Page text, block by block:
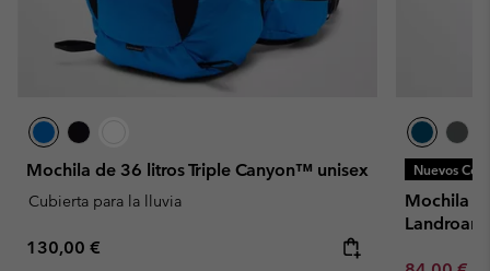
Mochila de 36 litros Triple Canyon™ unisex
Cubierta para la lluvia
Regular price:
130,00 €
Nuevos
Mochila